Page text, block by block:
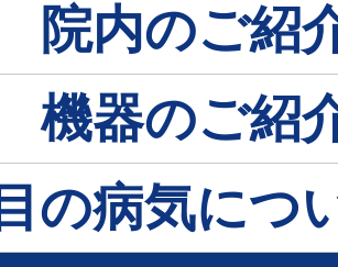
院内のご紹
機器のご紹
目の病気につ